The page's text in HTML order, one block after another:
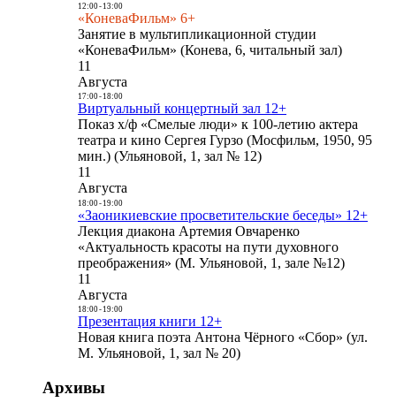
12:00- 13:00
«КоневаФильм» 6+
Занятие в мультипликационной студии
«КоневаФильм» (Конева, 6, читальный зал)
11
Августа
17:00- 18:00
Виртуальный концертный зал 12+
Показ х/ф «Смелые люди» к 100-летию актера
театра и кино Сергея Гурзо (Мосфильм, 1950, 95
мин.) (Ульяновой, 1, зал № 12)
11
Августа
18:00- 19:00
«Заоникиевские просветительские беседы» 12+
Лекция диакона Артемия Овчаренко
«Актуальность красоты на пути духовного
преображения» (М. Ульяновой, 1, зале №12)
11
Августа
18:00- 19:00
Презентация книги 12+
Новая книга поэта Антона Чёрного «Сбор» (ул.
М. Ульяновой, 1, зал № 20)
Архивы